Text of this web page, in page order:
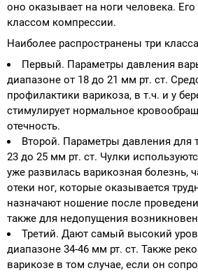
оно оказывает на ноги человека.
классом компрессии.
Наиболее распространены три
Первый. Параметры давления
диапазоне от 18 до 21 мм рт. ст.
профилактики варикоза, в т.ч. и у
стимулирует нормальное
отечность.
Второй. Параметры давления для
23 до 25 мм рт. ст. Чулки
уже развилась варикозная болезнь,
отеки ног, которые оказывается
назначают ношение после
также для недопущения
Третий. Дают самый высокий
диапазоне 34-46 мм рт. ст. Также
варикозе в том случае, если он
Индивидуальное изготовление